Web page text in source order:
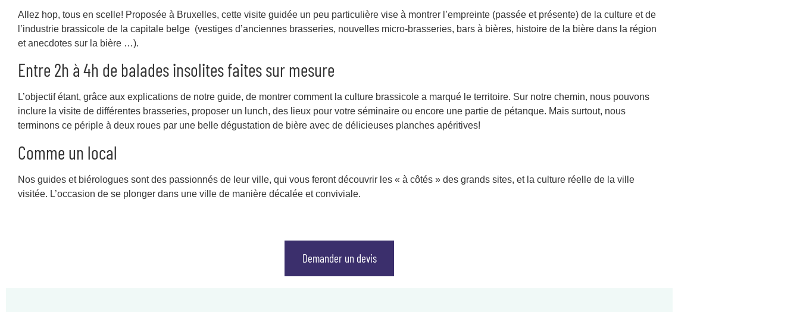
Allez hop, tous en scelle! Proposée à Bruxelles, cette visite guidée un peu particulière vise à montrer l’empreinte (passée et présente) de la culture et de
l’industrie brassicole de la capitale belge (vestiges d’anciennes brasseries, nouvelles micro-brasseries, bars à bières, histoire de la bière dans la région
et anecdotes sur la bière …).
Entre 2h à 4h de balades insolites faites sur mesure
L’objectif étant, grâce aux explications de notre guide, de montrer comment la culture brassicole a marqué le territoire. Sur notre chemin, nous pouvons
inclure la visite de différentes brasseries, proposer un lunch, des lieux pour votre séminaire ou encore une partie de pétanque. Mais surtout, nous
terminons ce périple à deux roues par une belle dégustation de bière avec de délicieuses planches apéritives!
Comme un local
Nos guides et biérologues sont des passionnés de leur ville, qui vous feront découvrir les « à côtés » des grands sites, et la culture réelle de la ville
visitée. L’occasion de se plonger dans une ville de manière décalée et conviviale.
Demander un devis